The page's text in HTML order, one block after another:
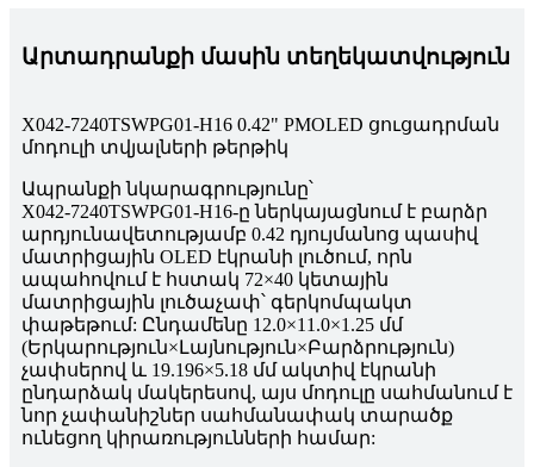
Արտադրանքի մասին տեղեկատվություն
X042-7240TSWPG01-H16 0.42" PMOLED ցուցադրման
մոդուլի տվյալների թերթիկ
Ապրանքի նկարագրությունը՝
X042-7240TSWPG01-H16-ը ներկայացնում է բարձր
արդյունավետությամբ 0.42 դյույմանոց պասիվ
մատրիցային OLED էկրանի լուծում, որն
ապահովում է հստակ 72×40 կետային
մատրիցային լուծաչափ՝ գերկոմպակտ
փաթեթում: Ընդամենը 12.0×11.0×1.25 մմ
(Երկարություն×Լայնություն×Բարձրություն)
չափսերով և 19.196×5.18 մմ ակտիվ էկրանի
ընդարձակ մակերեսով, այս մոդուլը սահմանում է
նոր չափանիշներ սահմանափակ տարածք
ունեցող կիրառությունների համար: